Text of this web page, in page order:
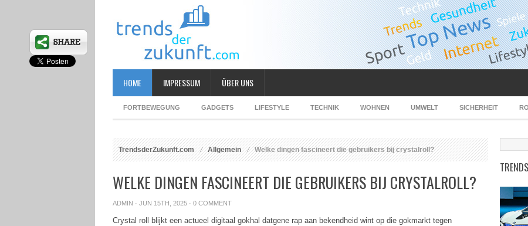
HOME IMPRESSUM ÜBER UNS
FORTBEWEGUNG GADGETS LIFESTYLE TECHNIK WOHNEN UMWELT SICHERHEIT
TrendsderZukunft.com Allgemein Welke dingen fascineert die gebruikers bij crystalroll?
WELKE DINGEN FASCINEERT DIE GEBRUIKERS BIJ CRYSTALROLL?
ADMIN · JUN 15TH, 2025 · 0 COMMENT
Crystal roll blijkt een actueel digitaal gokhal datgene rap aan bekendheid wint op die gokmarkt tegen